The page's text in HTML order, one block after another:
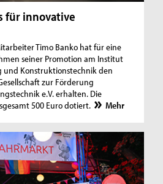
für innovative
Timo Banko hat für eine
seiner Promotion am Institut
Konstruktionstechnik den
zur Förderung
e.V. erhalten. Die
500 Euro dotiert.
Mehr